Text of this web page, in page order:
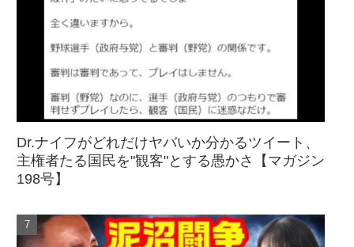
Dr.ナイフがどれだけヤバいか分かるツイート、
主権者たる国民を"観客"とする愚かさ【マガジン
198号】